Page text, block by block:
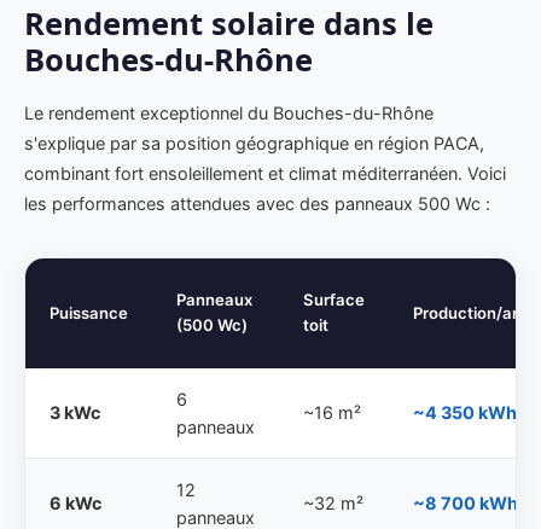
Rendement solaire dans le
Bouches-du-Rhône
Le rendement exceptionnel du Bouches-du-Rhône
s'explique par sa position géographique en région PACA,
combinant fort ensoleillement et climat méditerranéen. Voici
les performances attendues avec des panneaux 500 Wc :
Puissance
Panneaux
(500 Wc)
Surface
toit
Production/an
3 kWc
6
panneaux
~16 m² ~4 350 kWh
6 kWc
12
panneaux
~32 m² ~8 700 kWh